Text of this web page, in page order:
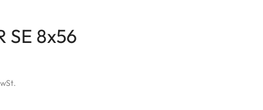
SE 8x56